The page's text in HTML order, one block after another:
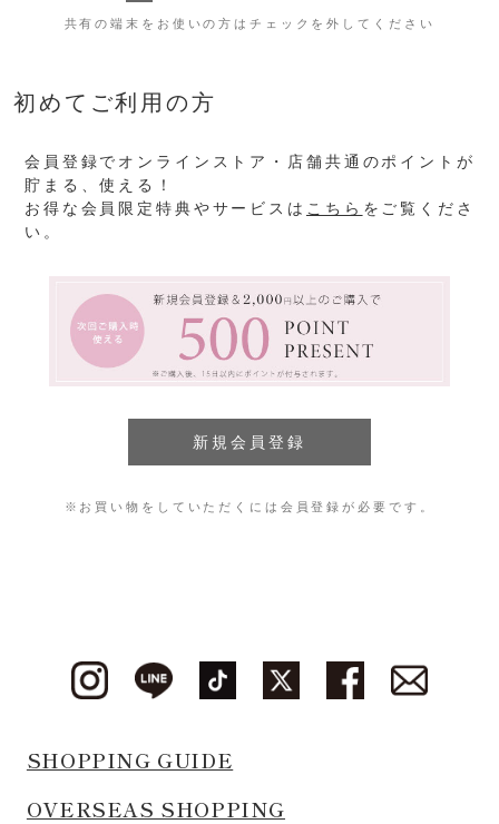
共有の端末をお使いの方はチェックを外してください
初めてご利用の方
会員登録でオンラインストア・店舗共通のポイントが
貯まる、使える！
お得な会員限定特典やサービスは こちら をご覧くださ
い。
※お買い物をしていただくには会員登録が必要です。
SHOPPING GUIDE
OVERSEAS SHOPPING